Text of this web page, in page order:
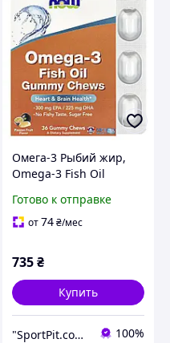
Омега-3 Рыбий жир,
Omega-3 Fish Oil
Foods, вкус маракуйи,
36 жевательных
Готово к отправке
от74₴/мес
735₴
Купить
"SportPit.com.ua"- Интернет-магазин спортивного питания. 100%